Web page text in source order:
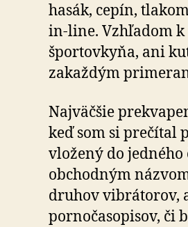
hasák, cepín,
in-line. Vzhľadom k
športovkyňa, ani
zakaždým
Najväčšie
keď som si prečítal
vložený do jedného
obchodným
druhov vibrátorov,
pornočasopisov, či